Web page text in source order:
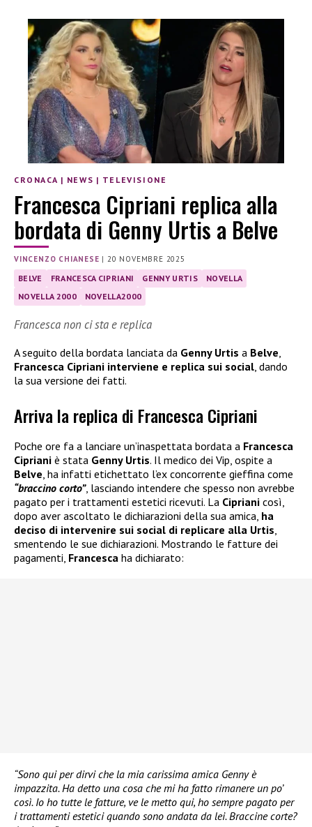
CRONACA | NEWS | TELEVISIONE
Francesca Cipriani replica alla
bordata di Genny Urtis a Belve
VINCENZO CHIANESE |20 NOVEMBRE 2025
BELVE FRANCESCA CIPRIANI GENNY URTIS
NOVELLA
NOVELLA 2000
NOVELLA2000
Francesca non ci sta e replica
A seguito della bordata lanciata da Genny Urtis a Belve
Francesca Cipriani interviene e replica sui social , dando
la sua versione dei fatti.
Arriva la replica di Francesca Cipriani
Poche ore fa a lanciare un’inaspettata bordata a Francesca
Cipriani è stata Genny Urtis. Il medico dei Vip, ospite a
Belve, ha infatti etichettato l’ex concorrente gieffina come
“braccino corto”, lasciando intendere che spesso non avrebbe
pagato per i trattamenti estetici ricevuti. La Cipriani così,
dopo aver ascoltato le dichiarazioni della sua amica, ha
deciso di intervenire sui social di replicare alla Urtis,
smentendo le sue dichiarazioni. Mostrando le fatture dei
pagamenti, Francesca ha dichiarato:
“Sono qui per dirvi che la mia carissima amica Genny è
impazzita. Ha detto una cosa che mi ha fatto rimanere un po’
così. Io ho tutte le fatture, ve le metto qui, ho sempre pagato per
i trattamenti estetici quando sono andata da lei. Braccine corte?